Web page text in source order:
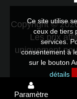
Ce site utilise
ceux de tiers
services.
consentement à
sur le bouton
détails
Copyright ©
Les prix
uniquement
Paramètre